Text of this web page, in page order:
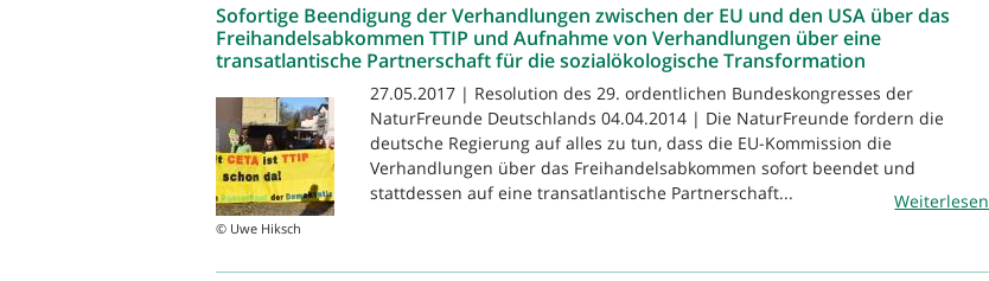
Sofortige Beendigung der Verhandlungen zwischen der EU und den USA über das
Freihandelsabkommen TTIP und Aufnahme von Verhandlungen über eine
transatlantische Partnerschaft für die sozialökologische Transformation
© Uwe Hiksch
27.05.2017 | Resolution des 29. ordentlichen Bundeskongresses der
NaturFreunde Deutschlands 04.04.2014 | Die NaturFreunde fordern die
deutsche Regierung auf alles zu tun, dass die EU-Kommission die
Verhandlungen über das Freihandelsabkommen sofort beendet und
stattdessen auf eine transatlantische Partnerschaft...
Weiterlesen